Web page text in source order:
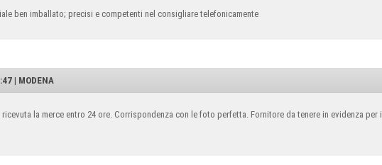
ben imballato; precisi e competenti nel consigliare telefonicamente
| MODENA
la merce entro 24 ore. Corrispondenza con le foto perfetta. Fornitore da tenere in evidenza per i